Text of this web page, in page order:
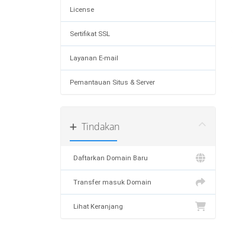
License
Sertifikat SSL
Layanan E-mail
Pemantauan Situs & Server
Tindakan
Daftarkan Domain Baru
Transfer masuk Domain
Lihat Keranjang